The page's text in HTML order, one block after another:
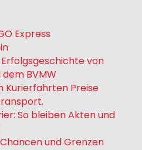
Express
Erfolgsgeschichte von
dem BVMW
Kurierfahrten Preise
So bleiben Akten und
und Grenzen